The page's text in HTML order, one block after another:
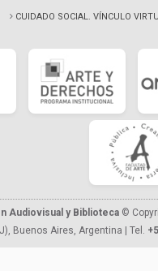
CUIDADO SOCIAL. VÍNCULO
Audiovisual y Biblioteca ©
Buenos Aires, Argentina | Tel.